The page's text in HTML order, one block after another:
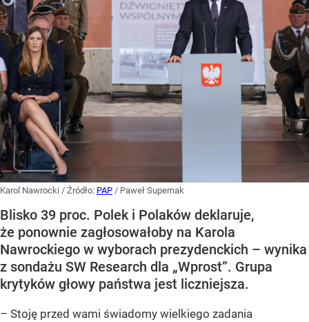
Karol Nawrocki / Źródło: PAP / Paweł Supernak
Blisko 39 proc. Polek i Polaków deklaruje,
że ponownie zagłosowałoby na Karola
Nawrockiego w wyborach prezydenckich – wynika
z sondażu SW Research dla „Wprost”. Grupa
krytyków głowy państwa jest liczniejsza.
– Stoję przed wami świadomy wielkiego zadania